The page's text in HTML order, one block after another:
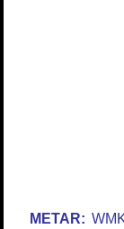
METAR: